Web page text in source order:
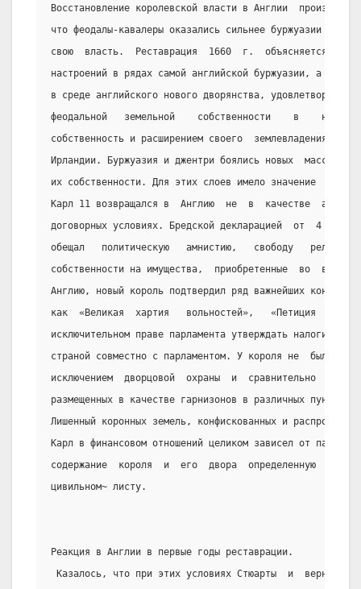
Восстановление королевской власти в Англии
что феодалы-кавалеры оказались сильнее буржуазии и
свою  власть.  Реставрация  1660  г.  объясняется
настроений в рядах самой английской буржуазии, а также
в среде английского нового дворянства,
феодальной   земельной    собственности    в
собственность и расширением своего  землевладения  в
Ирландии. Буржуазия и джентри боялись новых  массовых
их собственности. Для этих слоев имело значение  и
Карл 11 возвращался в  Англию  не  в  качестве
договорных условиях. Бредской декларацией  от  4
обещал   политическую   амнистию,   свободу
собственности на имущества,  приобретенные  во
Англию, новый король подтвердил ряд важнейших
как  «Великая  хартия   вольностей»,   «Петиция   о
исключительном праве парламента утверждать налоги.
страной совместно с парламентом. У короля не  было
исключением  дворцовой  охраны  и  сравнительно
размещенных в качестве гарнизонов в различных пунктах
Лишенный коронных земель, конфискованных и
Карл в финансовом отношений целиком зависел от
содержание  короля  и  его  двора  определенную
цивильном~ листу.
Реакция в Англии в первые годы реставрации.
Казалось, что при этих условиях Стюарты  и